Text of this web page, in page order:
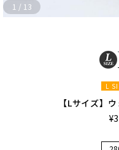
1 / 13
L
【Lサイズ】